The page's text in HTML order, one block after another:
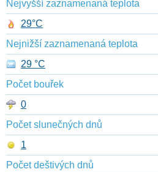
Nejvyšší zaznamenaná teplota
29°C
Nejnižší zaznamenaná teplota
29 °C
Počet bouřek
0
Počet slunečných dnů
1
Počet deštivých dnů